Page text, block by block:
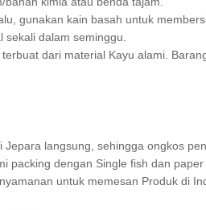
gunakan kain basah untuk
sekali dalam seminggu.
terbuat dari material Kayu alami.
langsung, sehingga ongkos
packing dengan Single fish dan
untuk memesan Produk di